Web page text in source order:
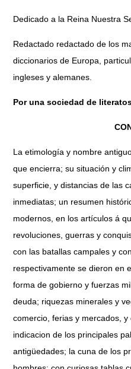
Dedicado a la Reina Nuestra
Redactado redactado de los
diccionarios de Europa,
ingleses y alemanes.
Por una sociedad de
La etimología y nombre
que encierra; su situación y
superficie, y distancias de las
inmediatas; un resumen
modernos, en los artículos á
revoluciones, guerras y
con las batallas campales y
respectivamente se dieron en
forma de gobierno y fuerzas
deuda; riquezas minerales y
comercio, ferias y mercados,
indicacion de los principales
antigüedades; la cuna de los